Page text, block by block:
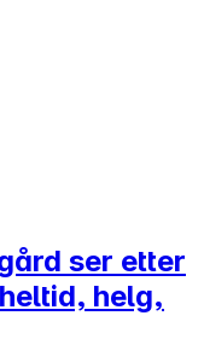
ser etter
helg,